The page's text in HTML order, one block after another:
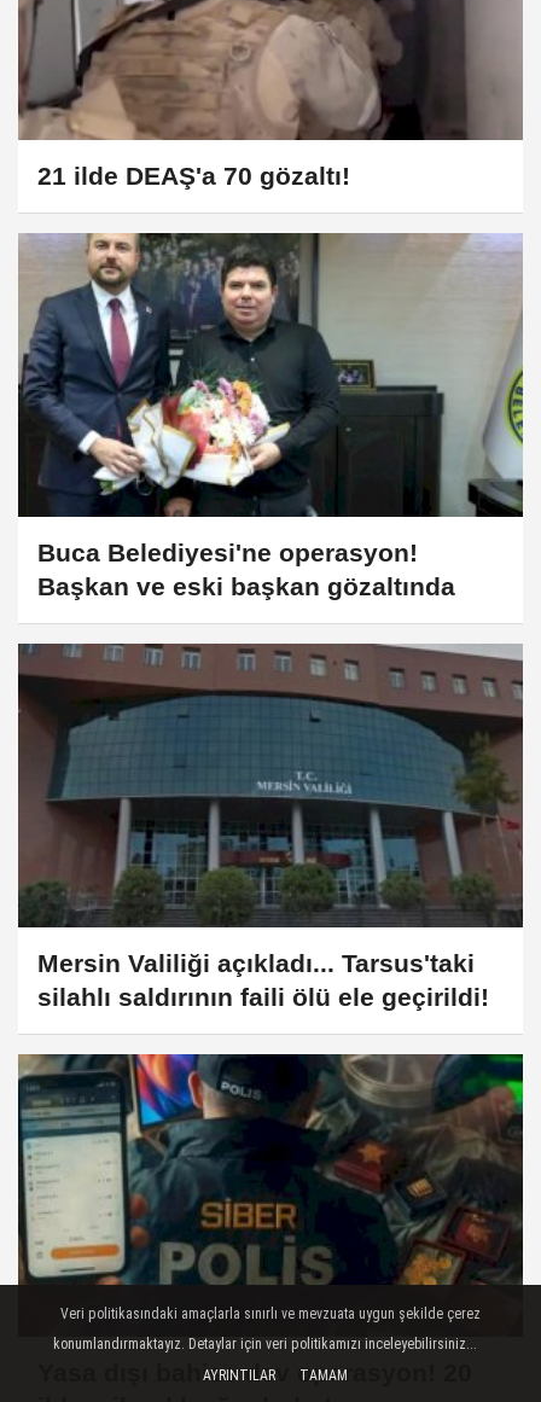
21 ilde DEAŞ'a 70 gözaltı!
Buca Belediyesi'ne operasyon!
Başkan ve eski başkan gözaltında
Mersin Valiliği açıkladı... Tarsus'taki
silahlı saldırının faili ölü ele geçirildi!
Yasa dışı bahise dev operasyon! 20
Veri politikasındaki amaçlarla sınırlı ve mevzuata uygun şekilde çerez
konumlandırmaktayız. Detaylar için veri politikamızı inceleyebilirsiniz...
AYRINTILAR
TAMAM